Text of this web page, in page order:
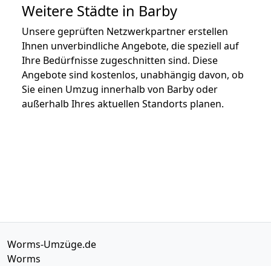
Weitere Städte in Barby
Unsere geprüften Netzwerkpartner erstellen
Ihnen unverbindliche Angebote, die speziell auf
Ihre Bedürfnisse zugeschnitten sind. Diese
Angebote sind kostenlos, unabhängig davon, ob
Sie einen Umzug innerhalb von Barby oder
außerhalb Ihres aktuellen Standorts planen.
Worms-Umzüge.de
Worms